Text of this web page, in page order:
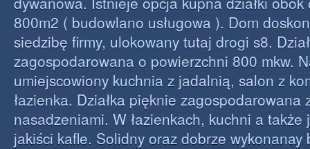
800m2 ( budowlano usługowa ). Dom
siedzibę firmy, ulokowany tutaj drogi s8.
zagospodarowana o powierzchni 800 mkw.
umiejscowiony kuchnia z jadalnią, salon z
łazienka. Działka pięknie zagospodarowana
nasadzeniami. W łazienkach, kuchni a
jakiści kafle. Solidny oraz dobrze wykonanay